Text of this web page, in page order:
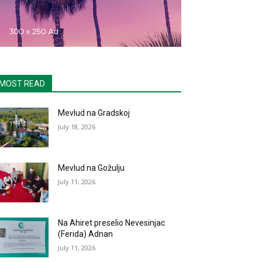
READ
Mevlud na Gradskoj
July 18, 2026
Mevlud na Gožulju
July 11, 2026
Na Ahiret preselio Nevesinjac
(Ferida) Adnan
July 11, 2026